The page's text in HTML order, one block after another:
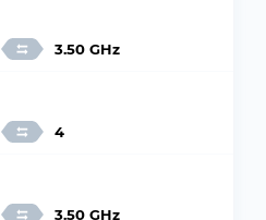
3.50 GHz
4
3.50 GHz